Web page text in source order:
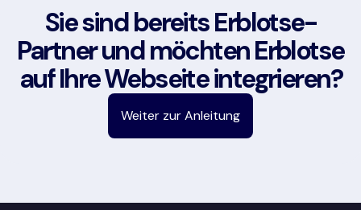
Sie sind bereits Erblotse-
Partner und möchten Erblotse
auf Ihre Webseite integrieren?
Weiter zur Anleitung